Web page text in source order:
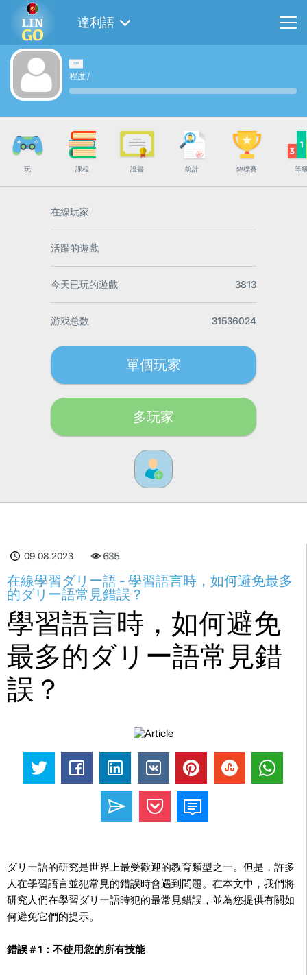
達利語
程度/
玩 課程 證書 統計 錦標賽 等
在線玩家
活躍的遊戲
今天已玩的遊戲 3813
游戏总数 31536024
單個玩家
多玩家
09.08.2023 635
在線學習ダリー語 - 學習語言時，如何避免最多
的ダリー語常見錯誤？
學習語言時，如何避免
最多的ダリー語常見錯
誤？
ダリー語的研究是世界上最受歡迎的教育類型之一。但是，許多
人在學習語言並犯常見的錯誤時會遇到問題。在本文中，我們將
研究人們在學習ダリー語時犯的最常見錯誤，並為您提供有關如
何避免它們的提示。
錯誤＃1：不使用您的所有技能